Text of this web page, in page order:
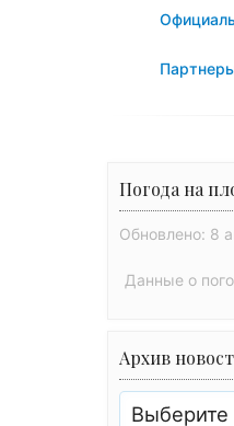
Погода на
Обновлено: 8
Данные о
Архив
Архив
новостей